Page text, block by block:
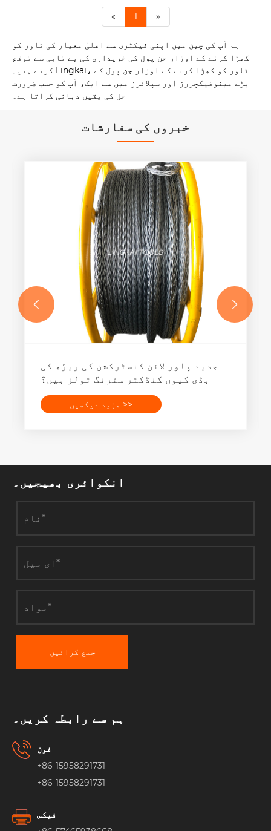
« 1 »
ہم آپ کی چین میں اپنی فیکٹری سے اعلیٰ معیار کی ٹاور کو
کھڑا کرنے کے اوزار جن پول کی خریداری کی بے تابی سے توقع
کرتے ہیں۔ Lingkai، ٹاور کو کھڑا کرنے کے اوزار جن پول کے
بڑے مینوفیکچررز اور سپلائرز میں سے ایک، آپ کو حسب ضرورت
حل کی یقین دہانی کراتا ہے۔
خبروں کی سفارشات
جدید پاور لائن کنسٹرکشن کی ریڑھ کی
ہڈی کیوں کنڈکٹر سٹرنگ ٹولز ہیں؟
مزید دیکھیں >>
 
انکوائری بھیجیں۔
جمع کرائیں
ہم سے رابطہ کریں۔
فون
+86-15958291731
+86-15958291731
فیکس